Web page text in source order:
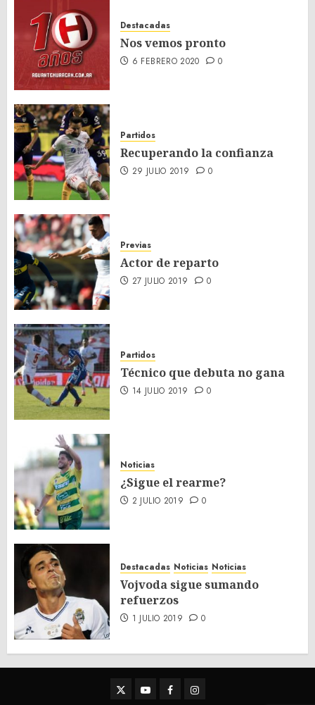
Destacadas
Nos vemos pronto
6 FEBRERO 2020 0
Partidos
Recuperando la confianza
29 JULIO 2019 0
Previas
Actor de reparto
27 JULIO 2019 0
Partidos
Técnico que debuta no gana
14 JULIO 2019 0
Noticias
¿Sigue el rearme?
2 JULIO 2019 0
Destacadas Noticias Noticias
Vojvoda sigue sumando
refuerzos
1 JULIO 2019 0
TwitterYoutubeFacebookInstagram